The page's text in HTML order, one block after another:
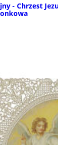
- Chrzest